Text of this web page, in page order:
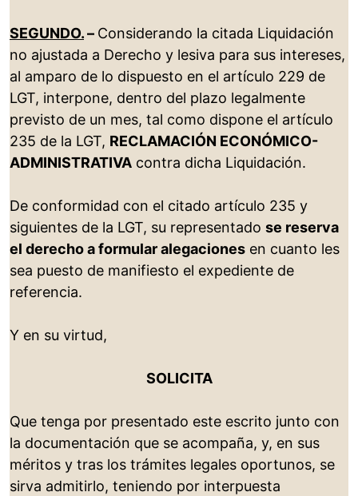
SEGUNDO.– Considerando la citada Liquidación
no ajustada a Derecho y lesiva para sus intereses,
al amparo de lo dispuesto en el artículo 229 de
LGT, interpone, dentro del plazo legalmente
previsto de un mes, tal como dispone el artículo
235 de la LGT, RECLAMACIÓN ECONÓMICO-
ADMINISTRATIVA contra dicha Liquidación.
De conformidad con el citado artículo 235 y
siguientes de la LGT, su representado se reserva
el derecho a formular alegaciones en cuanto les
sea puesto de manifiesto el expediente de
referencia.
Y en su virtud,
SOLICITA
Que tenga por presentado este escrito junto con
la documentación que se acompaña, y, en sus
méritos y tras los trámites legales oportunos, se
sirva admitirlo, teniendo por interpuesta